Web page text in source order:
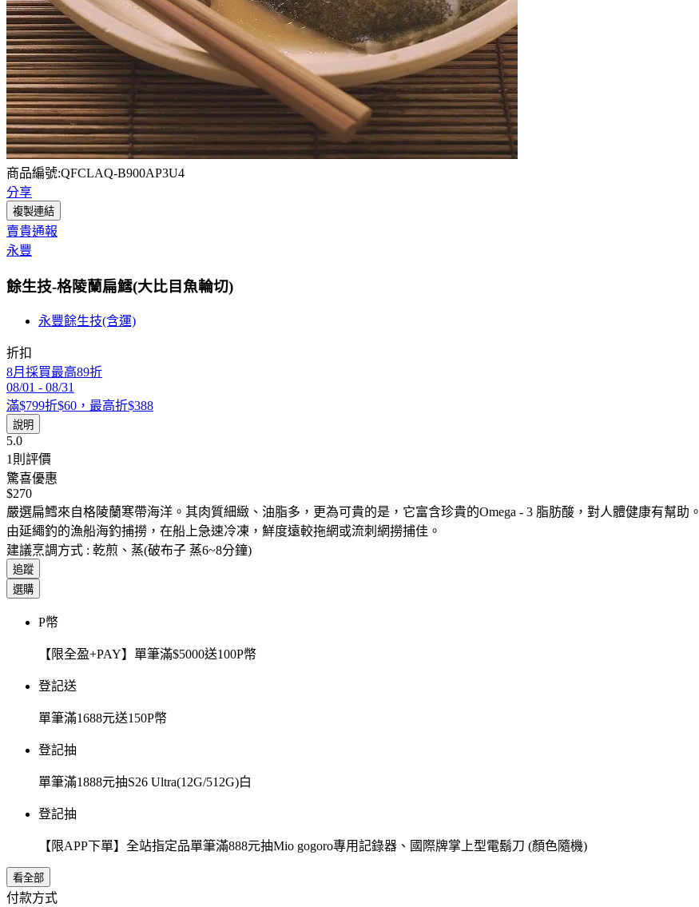
商品編號:QFCLAQ-B900AP3U4
分享
複製連結
賣貴通報
永豐
餘生技-格陵蘭扁鱈(大比目魚輪切)
永豐餘生技(含運)
折扣
8月採買最高89折
08/01 - 08/31
滿$799折$60，最高折$388
說明
5.0
1則評價
驚喜優惠
$270
嚴選扁鱈來自格陵蘭寒帶海洋。其肉質細緻、油脂多，更為可貴的是，它富含珍貴的Omega - 3 脂肪酸，對人體健康有幫助。
由延繩釣的漁船海釣捕撈，在船上急速冷凍，鮮度遠較拖網或流刺網撈捕佳。
建議烹調方式 : 乾煎、蒸(破布子 蒸6~8分鐘)
追蹤
選購
P幣
【限全盈+PAY】單筆滿$5000送100P幣
登記送
單筆滿1688元送150P幣
登記抽
單筆滿1888元抽S26 Ultra(12G/512G)白
登記抽
【限APP下單】全站指定品單筆滿888元抽Mio gogoro專用記錄器、國際牌掌上型電鬍刀 (顏色隨機)
看全部
付款方式